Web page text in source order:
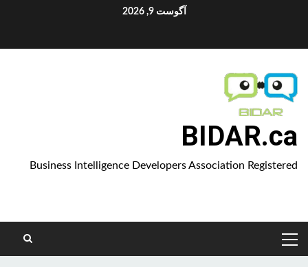
آگوست 9, 2026
BIDAR.ca
Business Intelligence Developers Association Registered
PRIMARY
MENU